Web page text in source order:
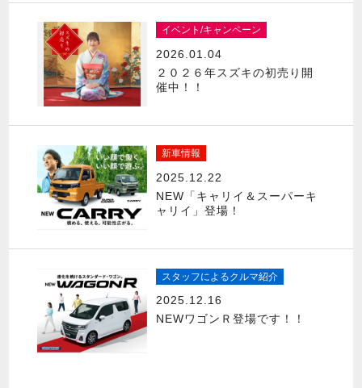
イベント/キャンペーン
2026.01.04
２０２６年スズキの初売り開
催中！！
新車情報
2025.12.22
NEW「キャリイ＆スーパーキ
ャリイ」登場！
スタッフによるクルマ紹介
2025.12.16
NEWワゴンＲ登場です！！